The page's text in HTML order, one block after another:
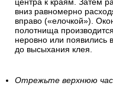
центра к краям. Затем
вниз равномерно
вправо («елочкой»).
полотнища
неровно или появились
до высыхания клея.
Отрежьте верхнюю